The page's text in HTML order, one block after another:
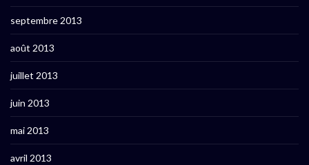
septembre 2013
août 2013
juillet 2013
juin 2013
mai 2013
avril 2013